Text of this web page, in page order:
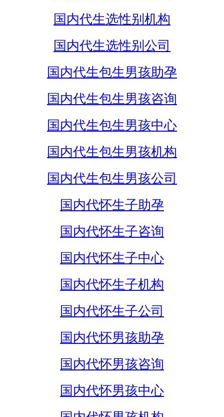
国内代生选性别机构
国内代生选性别公司
国内代生包生男孩助孕
国内代生包生男孩咨询
国内代生包生男孩中心
国内代生包生男孩机构
国内代生包生男孩公司
国内代怀生子助孕
国内代怀生子咨询
国内代怀生子中心
国内代怀生子机构
国内代怀生子公司
国内代怀男孩助孕
国内代怀男孩咨询
国内代怀男孩中心